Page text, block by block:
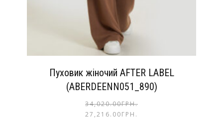
Пуховик жіночий AFTER LABEL
(ABERDEENN051_890)
34,020.00ГРН.
27,216.00ГРН.